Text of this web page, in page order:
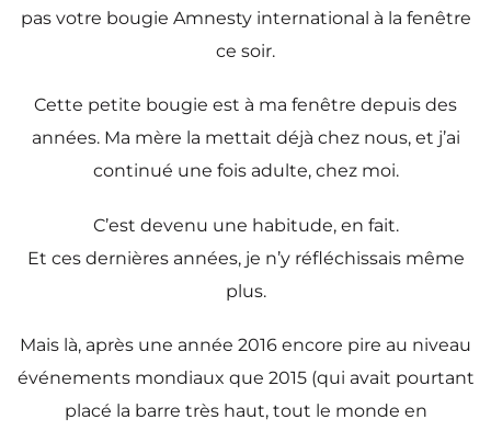
pas votre bougie Amnesty international à la fenêtre
ce soir.
Cette petite bougie est à ma fenêtre depuis des
années. Ma mère la mettait déjà chez nous, et j’ai
continué une fois adulte, chez moi.
C’est devenu une habitude, en fait.
Et ces dernières années, je n’y réfléchissais même
plus.
Mais là, après une année 2016 encore pire au niveau
événements mondiaux que 2015 (qui avait pourtant
placé la barre très haut, tout le monde en